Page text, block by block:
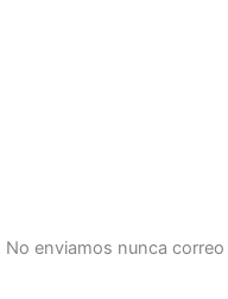
enviamos nunca correo